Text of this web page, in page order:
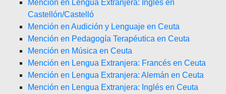
Mención en Lengua Extranjera: Inglés en
Castellón/Castelló
Mención en Audición y Lenguaje en Ceuta
Mención en Pedagogía Terapéutica en Ceuta
Mención en Música en Ceuta
Mención en Lengua Extranjera: Francés en Ceuta
Mención en Lengua Extranjera: Alemán en Ceuta
Mención en Lengua Extranjera: Inglés en Ceuta